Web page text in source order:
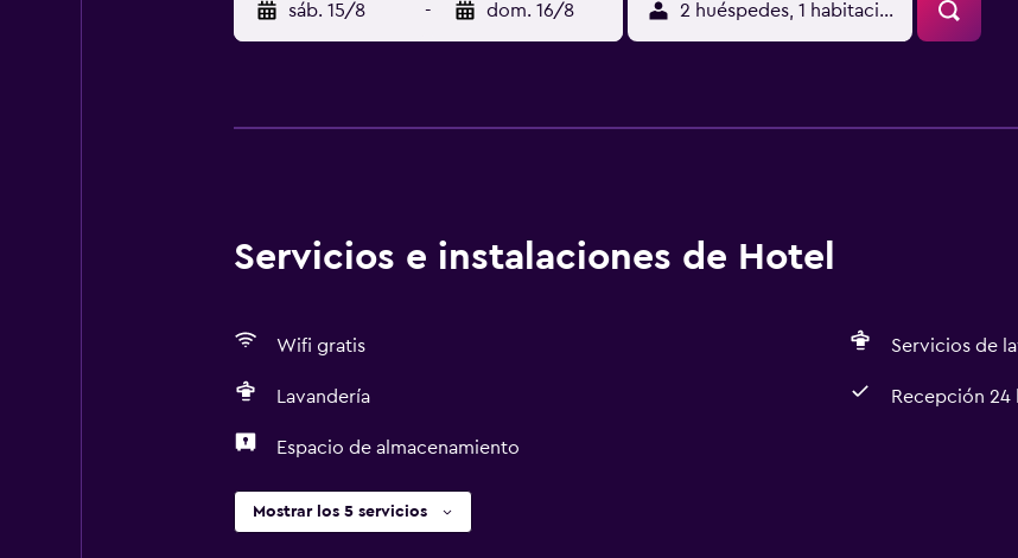
sáb. 15/8 - dom. 16/8 2 huéspedes, 1 habitación
Servicios e instalaciones de Hotel
Wifi gratis Servicios de
Lavandería Recepción 24
Espacio de almacenamiento
Mostrar los 5 servicios